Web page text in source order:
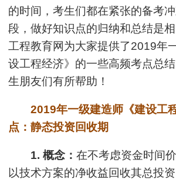
的时间，考生们都在紧张的备考
段，做好知识点的归纳和总结是
工程教育网为大家提供了2019年
设工程经济》的一些高频考点总
生朋友们有所帮助！
2019年一级建造师《建设工
点：静态投资回收期
1. 概念： 在不考虑资金时间
以技术方案的净收益回收其总投